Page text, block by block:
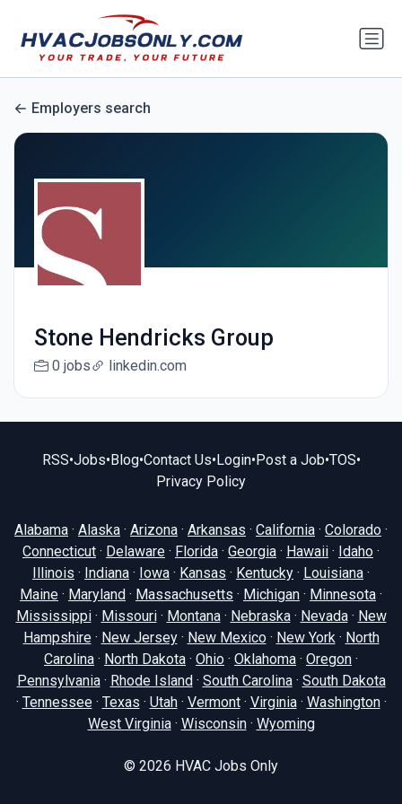
Employers search
Stone Hendricks Group
0 jobs linkedin.com
RSS•Jobs•Blog•Contact Us•Login•Post a Job•TOS•
Privacy Policy
Alabama · Alaska · Arizona · Arkansas · California · Colorado ·
Connecticut · Delaware · Florida · Georgia · Hawaii · Idaho ·
Illinois · Indiana · Iowa · Kansas · Kentucky · Louisiana ·
Maine · Maryland · Massachusetts · Michigan · Minnesota ·
Mississippi· Missouri· Montana· Nebraska· Nevada· New
Hampshire· New Jersey· New Mexico· New York· North
Carolina · North Dakota · Ohio · Oklahoma · Oregon ·
Pennsylvania· Rhode Island · South Carolina· South Dakota
· Tennessee· Texas · Utah· Vermont· Virginia· Washington·
West Virginia· Wisconsin· Wyoming
© 2026 HVAC Jobs Only